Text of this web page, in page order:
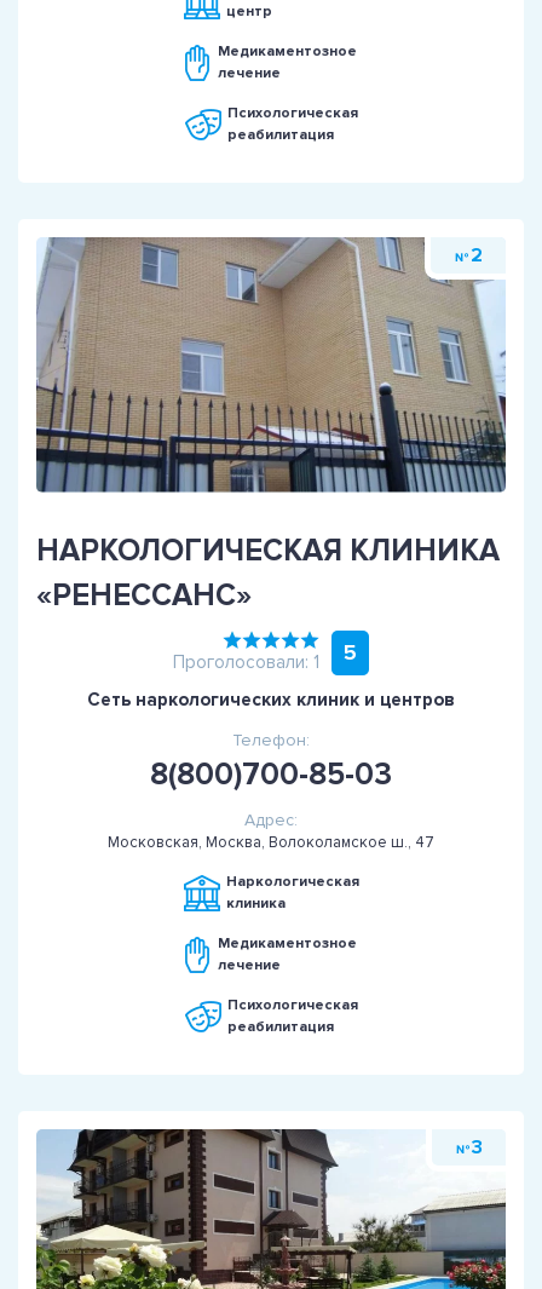
центр
Медикаментозное
лечение
Психологическая
реабилитация
№ 2
НАРКОЛОГИЧЕСКАЯ КЛИНИКА
«РЕНЕССАНС»
Проголосовали: 1 5
Сеть наркологических клиник и центров
Телефон:
8(800)700-85-03
Адрес:
Московская, Москва, Волоколамское ш., 47
Наркологическая
клиника
Медикаментозное
лечение
Психологическая
реабилитация
№ 3